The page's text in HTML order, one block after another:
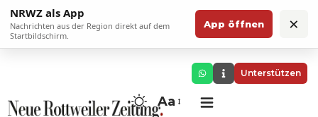
NRWZ als App
Nachrichten aus der Region direkt auf dem
Startbildschirm.
App öffnen ×
Unterstützen
Aa